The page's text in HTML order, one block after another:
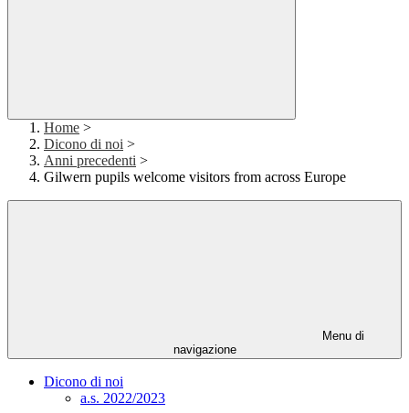
Home >
Dicono di noi >
Anni precedenti >
Gilwern pupils welcome visitors from across Europe
Menu di
navigazione
Dicono di noi
a.s. 2022/2023